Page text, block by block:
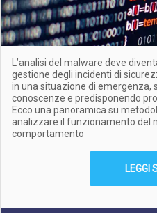
L’analisi del malware deve
gestione degli incidenti di
in una situazione di emergenza,
conoscenze e predisponendo
Ecco una panoramica su
analizzare il funzionamento del
comportamento
LEGGI